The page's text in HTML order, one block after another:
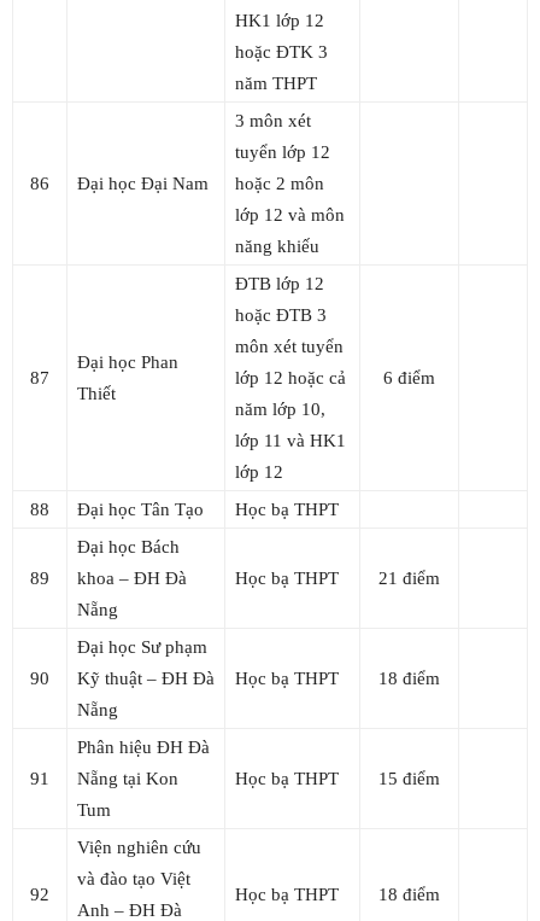
HK1 lớp 12
hoặc ĐTK 3
năm THPT
86 Đại học Đại Nam
3 môn xét
tuyển lớp 12
hoặc 2 môn
lớp 12 và môn
năng khiếu
87
Đại học Phan
Thiết
ĐTB lớp 12
hoặc ĐTB 3
môn xét tuyển
lớp 12 hoặc cả
năm lớp 10,
lớp 11 và HK1
lớp 12
6 điểm
88 Đại học Tân Tạo Học bạ THPT
89
Đại học Bách
khoa – ĐH Đà
Nẵng
Học bạ THPT 21 điểm
90
Đại học Sư phạm
Kỹ thuật – ĐH Đà
Nẵng
Học bạ THPT 18 điểm
91
Phân hiệu ĐH Đà
Nẵng tại Kon
Tum
Học bạ THPT 15 điểm
92
Viện nghiên cứu
và đào tạo Việt
Anh – ĐH Đà
Học bạ THPT 18 điểm